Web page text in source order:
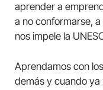
aprender a
a no conformarse,
nos impele la
Aprendamos con
demás y cuando ya